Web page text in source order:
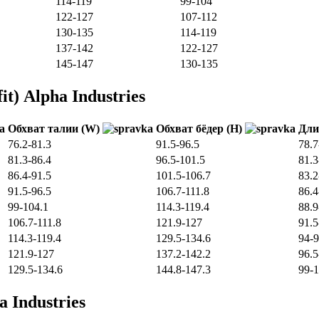
122-127
107-112
130-135
114-119
137-142
122-127
145-147
130-135
Alpha Industries
Обхват талии (W) Обхват бёдер (H)
76.2-81.3
91.5-96.5
81.3-86.4
96.5-101.5
86.4-91.5
101.5-106.7
91.5-96.5
106.7-111.8
99-104.1
114.3-119.4
106.7-111.8
121.9-127
114.3-119.4
129.5-134.6
94-
121.9-127
137.2-142.2
129.5-134.6
144.8-147.3 99-
Industries